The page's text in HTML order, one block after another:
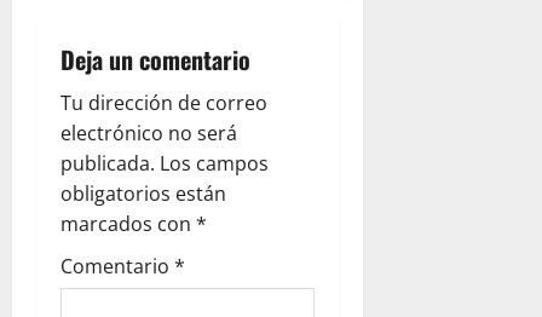
i
g
a
t
i
o
Deja un comentario
Tu dirección de correo
electrónico no será
publicada. Los campos
obligatorios están
marcados con *
Comentario *